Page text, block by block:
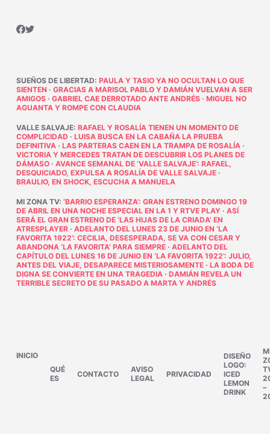
SUEÑOS DE LIBERTAD: PAULA Y TASIO YA NO OCULTAN LO QUE
SIENTEN · GRACIAS A MARISOL PABLO Y DAMIÁN VUELVAN A SER
AMIGOS· GABRIEL CAE DERROTADO ANTE ANDRÉS· MIGUEL NO
AGUANTA Y ROMPE CON CLAUDIA
VALLE SALVAJE: RAFAEL Y ROSALÍA TIENEN UN MOMENTO DE
COMPLICIDAD · LUISA BUSCA EN LA CABAÑA LA PRUEBA
DEFINITIVA· LAS PARTERAS CAEN EN LA TRAMPA DE ROSALÍA·
VICTORIA Y MERCEDES TRATAN DE DESCUBRIR LOS PLANES DE
DÁMASO· AVANCE SEMANAL DE ‘VALLE SALVAJE’: RAFAEL,
DESQUICIADO, EXPULSA A ROSALÍA DE VALLE SALVAJE·
BRAULIO, EN SHOCK, ESCUCHA A MANUELA
MI ZONA TV: ‘BARRIO ESPERANZA’: GRAN ESTRENO DOMINGO 19
DE ABRIL EN UNA NOCHE ESPECIAL EN LA 1 Y RTVE PLAY· ASÍ
SERÁ EL GRAN ESTRENO DE ‘LAS HIJAS DE LA CRIADA’ EN
ATRESPLAYER· ADELANTO DEL LUNES 23 DE JUNIO EN ‘LA
FAVORITA 1922’: CECILIA, DESESPERADA, SE VA CON CESAR Y
ABANDONA ‘LA FAVORITA’ PARA SIEMPRE· ADELANTO DEL
CAPÍTULO DEL LUNES 16 DE JUNIO EN ‘LA FAVORITA 1922’: JULIO,
ANTES DEL VIAJE, DESAPARECE MISTERIOSAMENTE· LA BODA DE
DIGNA SE CONVIERTE EN UNA TRAGEDIA· DAMIÁN REVELA UN
TERRIBLE SECRETO DE SU PASADO A MARTA Y ANDRÉS
INICIO
QUÉ
ES
CONTACTO
AVISO
LEGAL
PRIVACIDAD
DISEÑO
LOGO:
ICED
LEMON
DRINK
–